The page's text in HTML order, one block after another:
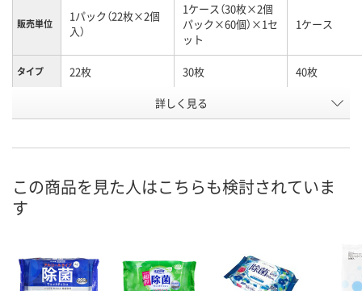
販売単位
1パック（22枚×2個
入）
1ケース（30枚×2個
パック×60個）×1セ
ット
1ケース
タイプ 22枚 30枚 40枚
XK20878 APW0607
カ
詳しく見る
この商品を見た人はこちらも検討されていま
す